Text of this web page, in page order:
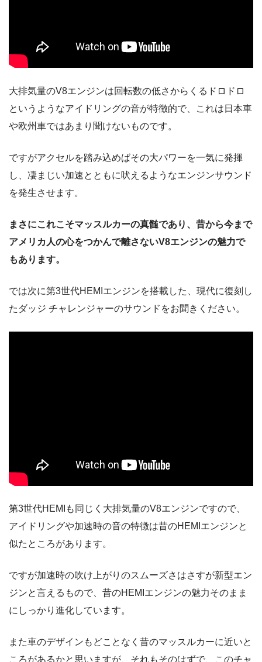
大排気量のV8エンジンは回転数の低さからくるドロドロ
というようなアイドリングの音が特徴的で、これは日本車
や欧州車ではあまり聞けないものです。
ですがアクセルを踏み込めばその大パワーを一気に発揮
し、凄まじい加速とともに吠えるようなエンジンサウンド
を発生させます。
まさにこれこそマッスルカーの真髄であり、昔から今まで
アメリカ人の心をつかんで離さないV8エンジンの魅力で
もあります。
では次に第3世代HEMIエンジンを搭載した、現代に復刻し
たダッジ チャレンジャーのサウンドをお聞きください。
第3世代HEMIも同じく大排気量のV8エンジンですので、
アイドリングや加速時の音の特徴は昔のHEMIエンジンと
似たところがあります。
ですが加速時の吹け上がりのスムーズさはさすが新型エン
ジンと言えるもので、昔のHEMIエンジンの魅力そのまま
にしっかり進化しています。
また車のデザインもどことなく昔のマッスルカーに近いと
ころがあるかと思いますが、それもそのはずで、このチャ